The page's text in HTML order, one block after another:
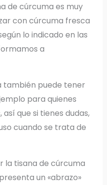
de cúrcuma es muy
con cúrcuma fresca
lo indicado en las
a
también puede tener
para quienes
que si tienes dudas,
cuando se trata de
la tisana de cúrcuma
un «abrazo»